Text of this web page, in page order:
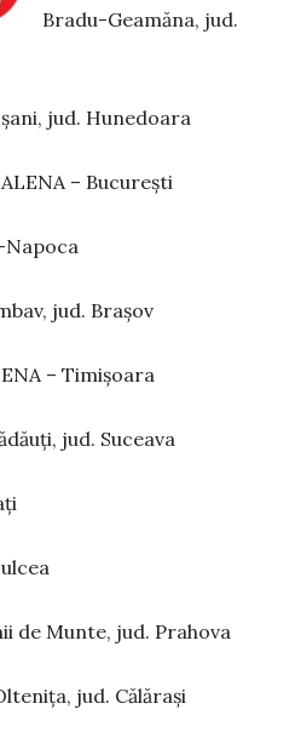
Bradu-Geamăna, jud.
jud. Hunedoara
– București
Napoca
jud. Brașov
– Timișoara
jud. Suceava
de Munte, jud. Prahova
jud. Călărași